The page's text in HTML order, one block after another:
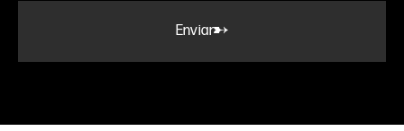
Enviar